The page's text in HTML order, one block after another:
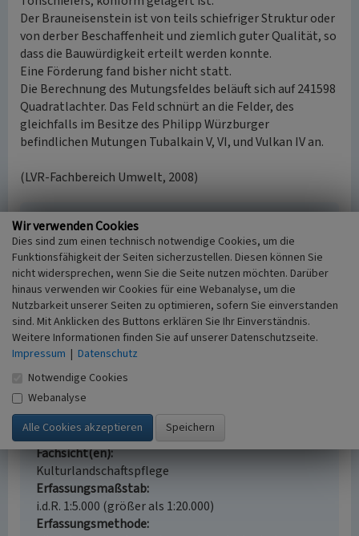
Der Brauneisenstein ist von teils schiefriger Struktur oder
von derber Beschaffenheit und ziemlich guter Qualität, so
dass die Bauwürdigkeit erteilt werden konnte.
Eine Förderung fand bisher nicht statt.
Die Berechnung des Mutungsfeldes beläuft sich auf 241598
Quadratlachter. Das Feld schnürt an die Felder, des
gleichfalls im Besitze des Philipp Würzburger
befindlichen Mutungen Tubalkain V, VI, und Vulkan IV an.
(LVR-Fachbereich Umwelt, 2008)
Literatur
Berg, Siegfried (2007) Heimischer Bergbau (nach
einem bisher unveröffentlichten Manuskript von
Wilhelm Blankertz (1942). (Sonderheft Leiw
Heukeshoven. Bergischer Geschichtsverein,
Abteilung Hückeswagen.) o. O.
Grubenfeld Vulkan V
Schlagwörter
Grubenfeld
Fachsicht(en)
Kulturlandschaftspflege
Erfassungsmaßstab
i.d.R. 1:5.000 (größer als 1:20.000)
Erfassungsmethode
Wir verwenden Cookies
Dies sind zum einen technisch notwendige Cookies, um die
Funktionsfähigkeit der Seiten sicherzustellen. Diesen können Sie
nicht widersprechen, wenn Sie die Seite nutzen möchten. Darüber
hinaus verwenden wir Cookies für eine Webanalyse, um die
Nutzbarkeit unserer Seiten zu optimieren, sofern Sie einverstanden
sind. Mit Anklicken des Buttons erklären Sie Ihr Einverständnis.
Weitere Informationen finden Sie auf unserer Datenschutzseite.
Impressum | Datenschutz
Notwendige Cookies
Webanalyse